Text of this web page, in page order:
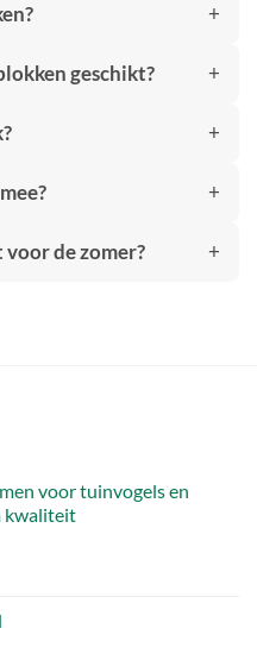
geschikt?
de zomer?
voor tuinvogels en
kwaliteit